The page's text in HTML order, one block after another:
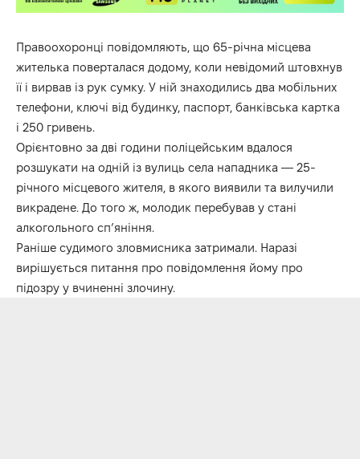
Правоохоронці повідомляють, що 65-річна місцева
жителька поверталася додому, коли невідомий штовхнув
її і вирвав із рук сумку. У ній знаходились два мобільних
телефони, ключі від будинку, паспорт, банківська картка
і 250 гривень.
Орієнтовно за дві години поліцейським вдалося
розшукати на одній із вулиць села нападника — 25-
річного місцевого жителя, в якого виявили та вилучили
викрадене. До того ж, молодик перебував у стані
алкогольного сп’яніння.
Раніше судимого зловмисника затримали. Наразі
вирішується питання про повідомлення йому про
підозру у вчиненні злочину.